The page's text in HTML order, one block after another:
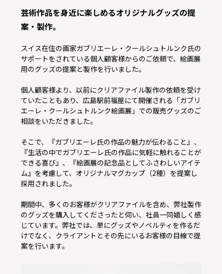
芸術作品を身近に楽しめるオリジナルグッズの提
案・製作。
スイス在住の画家ガブリエーレ・クールシュトルンク氏の
サポートをされている個人顧客様からのご依頼で、絵画展
用のグッズの提案と製作を行いました。
個人顧客様より、以前にクリアファイル製作の依頼を受け
ていたこともあり、広島駅前福屋にて開催される「ガブリ
エーレ・クールシュトルンク絵画展」での販売グッズのご
相談をいただきました。
そこで、『ガブリエーレ氏の作品の魅力が伝わること』、
『生活の中でガブリエーレ氏の作品に気軽に触れることが
できる喜び』、『絵画展の記念品としてふさわしいアイテ
ム』を考慮して、オリジナルマグカップ（2種）を提案し
採用されました。
期間中、多くのお客様がクリアファイルを含め、弊社製作
のグッズを購入してくださったと伺い、社員一同嬉しく感
じています。弊社では、単にグッズやノベルティを作るだ
けでなく、クライアントとその先にいるお客様の目線で提
案を行います。